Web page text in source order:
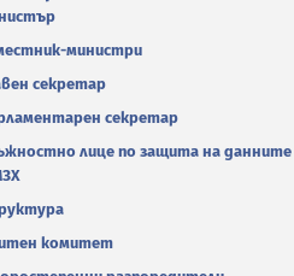
министри
секретар
секретар
лице по защита на данните
комитет